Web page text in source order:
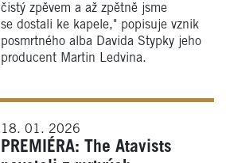
čistý zpěvem a až zpětně jsme
se dostali ke kapele," popisuje vznik
posmrtného alba Davida Stypky jeho
producent Martin Ledvina.
18. 01. 2026
PREMIÉRA: The Atavists